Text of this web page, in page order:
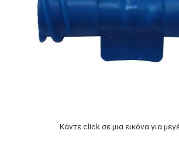
Κάντε click σε μια εικόνα για